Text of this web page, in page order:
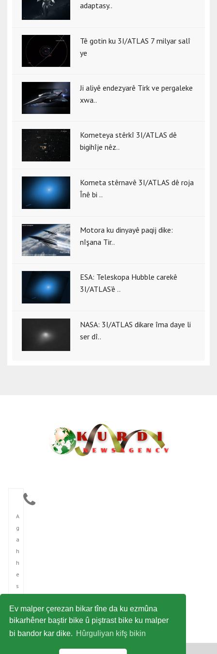
Ev malper çerezan bikar tîne da ku ezmûna
bikarhêner baştir bike û piştrast bike ku malper
bi bandor kar dike. Hûrguliyan kifş bikin
adaptasy..
Tê gotin ku 3I/ATLAS 7 milyar salî
ye
Ji aliyê endezyarê Tirk ve pergaleke
xwa..
Kometeya stêrkî 3I/ATLAS dê
bigihîje nêz..
Kometa stêrnavê 3I/ATLAS dê roja
Înê bi ..
Motora ku dinyayê paqij dike:
nîşana Tir..
ESA: Teleskopa Hubble carekê
3I/ATLAS’ê ..
NASA: 3I/ATLAS dikare îma daye li
ser dî..
A
g
a
h
h
e
s
n
î